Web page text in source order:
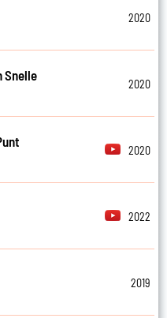
2020
Snelle
2020
2020
2022
2019